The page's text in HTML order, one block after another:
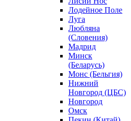
Лодейное Поле
Луга
Любляна
(Словения)
Мадрид
Минск
(Беларусь)
Монс (Бельгия)
Нижний
Новгород (ЦБС)
Новгород
Омск